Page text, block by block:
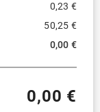
0,23 €
50,25 €
0,00 €
0,00 €